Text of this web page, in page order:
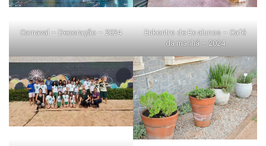
Carnaval – Decoração – 2024
Enkontro de Ex-alunos – Café
da manhã – 2024